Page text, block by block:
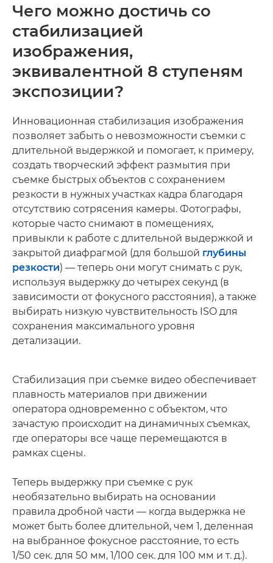
Чего можно достичь со
стабилизацией
изображения,
эквивалентной 8 ступеням
экспозиции?
Инновационная стабилизация изображения
позволяет забыть о невозможности съемки с
длительной выдержкой и помогает, к примеру,
создать творческий эффект размытия при
съемке быстрых объектов с сохранением
резкости в нужных участках кадра благодаря
отсутствию сотрясения камеры. Фотографы,
которые часто снимают в помещениях,
привыкли к работе с длительной выдержкой и
закрытой диафрагмой (для большой глубины
резкости) — теперь они могут снимать с рук,
используя выдержку до четырех секунд (в
зависимости от фокусного расстояния), а также
выбирать низкую чувствительность ISO для
сохранения максимального уровня
детализации.
Стабилизация при съемке видео обеспечивает
плавность материалов при движении
оператора одновременно с объектом, что
зачастую происходит на динамичных съемках,
где операторы все чаще перемещаются в
рамках сцены.
Теперь выдержку при съемке с рук
необязательно выбирать на основании
правила дробной части — когда выдержка не
может быть более длительной, чем 1, деленная
на выбранное фокусное расстояние, то есть
1/50 сек. для 50 мм, 1/100 сек. для 100 мм и т. д.).